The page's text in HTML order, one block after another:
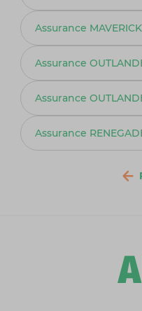
Assurance
Assurance
Assurance
Assurance